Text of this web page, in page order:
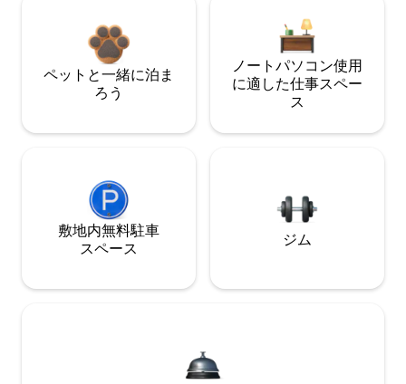
ペットと一緒に泊ま
ろう
ノートパソコン使用
に適した仕事スペー
ス
敷地内無料駐⁠車
ス⁠ペ⁠ー⁠ス
ジム